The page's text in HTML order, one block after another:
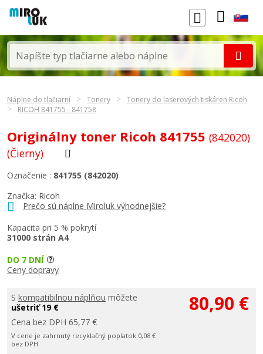
Náplne do tlačiarní Tonery
Tonery do laserových tiskáren Ricoh
RICOH 841755 - 841758
Originálny toner Ricoh 841755 (842020)
(Čierny)
Značka: Ricoh
Prečo sú náplne Miroluk výhodnejšie?
Kapacita pri 5 % pokrytí
31000 strán A4
Označenie : 841755 (842020)
DO 7 DNÍ
Ceny dopravy
S kompatibilnou náplňou môžete
ušetriť 19 €
Cena bez DPH 65,77 €
V cene je zahrnutý recyklačný poplatok 0,08 €
bez DPH
80,90 €